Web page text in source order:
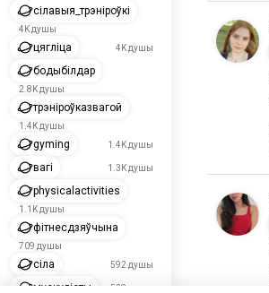
сілавыя_трэніроўкі
4K душы
цягліца 4K душы
бодыбілдар
2.8K душы
трэніроўказвагой
1.4K душы
gyming 1.4K душы
вагі 1.3K душы
physicalactivities
1.1K душы
фітнесдзяўчына
709 душы
сіла 592 душы
мускулісты 528 душы